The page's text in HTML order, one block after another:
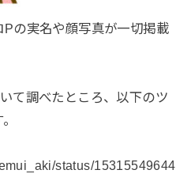
の実名や顔写真が一切掲載
て調べたところ、以下のツ
status/15315549644